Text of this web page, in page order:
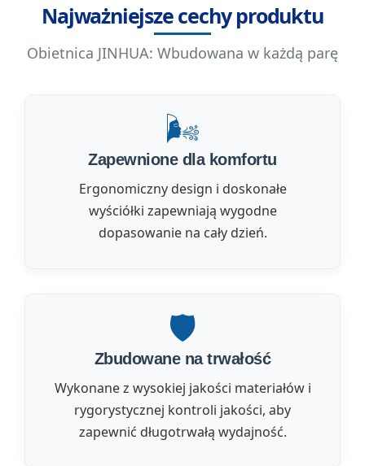
Najważniejsze cechy produktu
Obietnica JINHUA: Wbudowana w każdą parę
🌬️
Zapewnione dla komfortu
Ergonomiczny design i doskonałe
wyściółki zapewniają wygodne
dopasowanie na cały dzień.
🛡️
Zbudowane na trwałość
Wykonane z wysokiej jakości materiałów i
rygorystycznej kontroli jakości, aby
zapewnić długotrwałą wydajność.